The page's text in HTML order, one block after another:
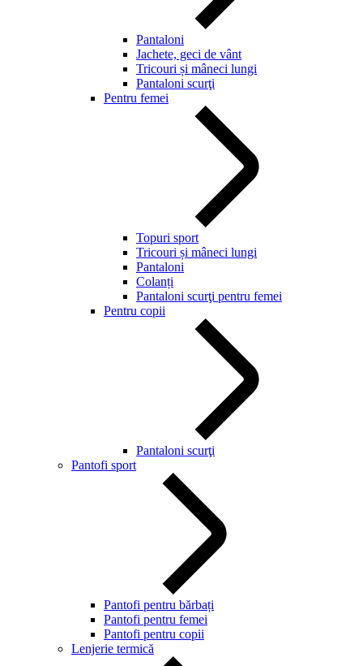
Pantaloni
Jachete, geci de vânt
Tricouri și mâneci lungi
Pantaloni scurţi
Pentru femei
Topuri sport
Tricouri și mâneci lungi
Pantaloni
Colanți
Pantaloni scurţi pentru femei
Pentru copii
Pantaloni scurţi
Pantofi sport
Pantofi pentru bărbați
Pantofi pentru femei
Pantofi pentru copii
Lenjerie termică